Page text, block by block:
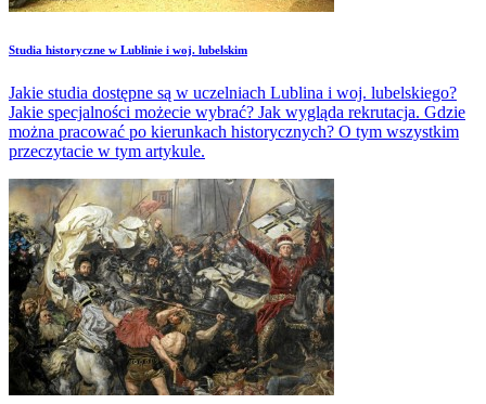
Studia historyczne w Lublinie i woj. lubelskim
Jakie studia dostępne są w uczelniach Lublina i woj. lubelskiego?
Jakie specjalności możecie wybrać? Jak wygląda rekrutacja. Gdzie
można pracować po kierunkach historycznych? O tym wszystkim
przeczytacie w tym artykule.